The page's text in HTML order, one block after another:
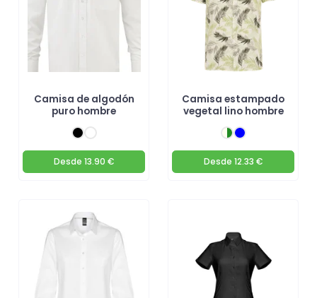
Camisa de algodón
puro hombre
Desde 13.90 €
Camisa estampado
vegetal lino hombre
Desde 12.33 €